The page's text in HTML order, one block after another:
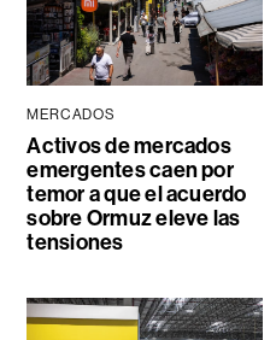
MERCADOS
Activos de mercados
emergentes caen por
temor a que el acuerdo
sobre Ormuz eleve las
tensiones